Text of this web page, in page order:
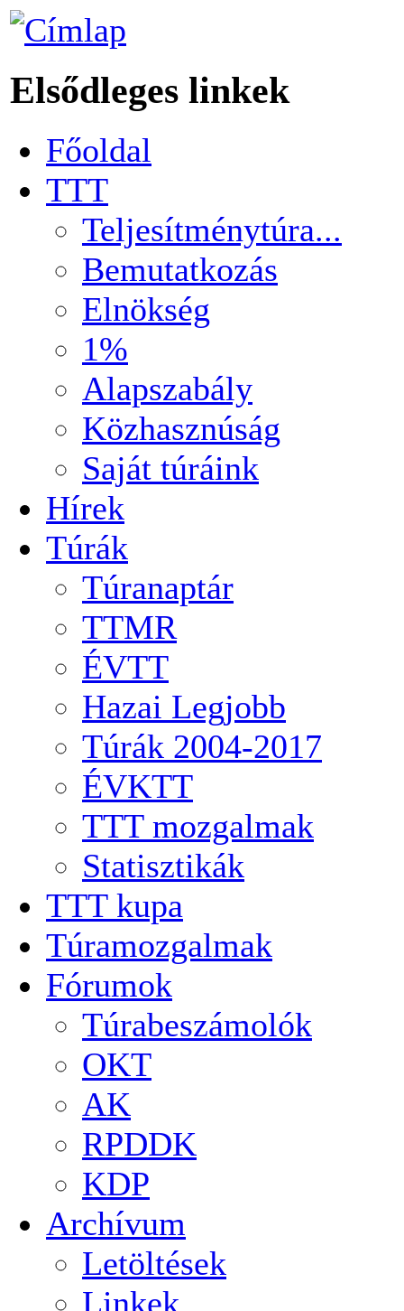
Elsődleges linkek
Főoldal
TTT
Teljesítménytúra...
Bemutatkozás
Elnökség
1%
Alapszabály
Közhasznúság
Saját túráink
Hírek
Túrák
Túranaptár
TTMR
ÉVTT
Hazai Legjobb
Túrák 2004-2017
ÉVKTT
TTT mozgalmak
Statisztikák
TTT kupa
Túramozgalmak
Fórumok
Túrabeszámolók
OKT
AK
RPDDK
KDP
Archívum
Letöltések
Linkek